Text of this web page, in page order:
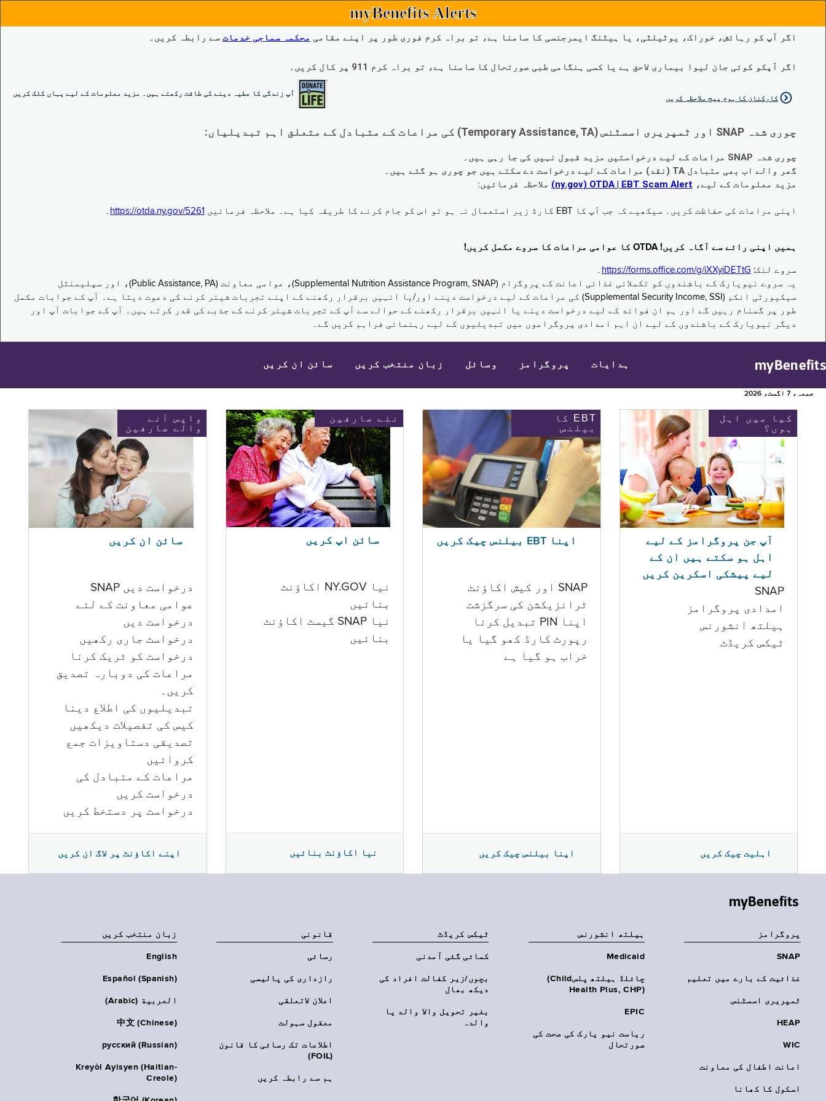
myBenefits Alerts
اگر آپ کو رہائش، خوراک، یوٹیلٹی، یا ہیٹنگ ایمرجنسی کا سامنا ہے، تو براہ کرم فوری طور پر اپنے مقامی محکمہ سماجی خدمات سے رابطہ کریں۔
اگر آپکو کوئی جان لیوا بیماری لاحق ہے یا کسی ہنگامی طبی صورتحال کا سامنا ہے، تو براہ کرم 911 پر کال کریں۔
آپ زندگی کا عطیہ دینے کی طاقت رکھتے ہیں۔ مزید معلومات کے لیے یہاں کلک کریں
کارکنان کا ہوم پیج ملاحظہ کریں
چوری شدہ SNAP اور ٹمپریری اسسٹنس (Temporary Assistance, TA) کی مراعات کے متبادل کے متعلق اہم تبدیلیاں:
چوری شدہ SNAP مراعات کے لیے درخواستیں مزید قبول نہیں کی جا رہی ہیں۔
گھر والے اب بھی متبادل TA (نقد) مراعات کے لیے درخواست دے سکتے ہیں جو چوری ہو گئے ہیں۔
مزید معلومات کے لیے، EBT Scam Alert ‏| OTDA ‏(ny.gov) ملاحظہ فرمائیں:
اپنی مراعات کی حفاظت کریں۔ سیکھیے کہ جب آپ کا EBT کارڈ زیر استعمال نہ ہو تو اس کو جام کرنے کا طریقہ کیا ہے۔ ملاحظہ فرمائیں https://otda.ny.gov/5261 ۔
ہمیں اپنی رائے سے آگاہ کریں! OTDA کا عوامی مراعات کا سروے مکمل کریں!
سروے لنک: https://forms.office.com/g/iXXyiDETtG ۔
یہ سروے نیویارک کے باشندوں کو تکملائی غذائی اعانت کے پروگرام (Supplemental Nutrition Assistance Program, SNAP)، عوامی معاونت (Public Assistance, PA)، اور سپلیمنٹل
سیکیورٹی انکم (Supplemental Security Income, SSI) کی مراعات کے لیے درخواست دینے اور/یا انہیں برقرار رکھنے کے اپنے تجربات شیئر کرنے کی دعوت دیتا ہے۔ آپ کے جوابات مکمل
طور پر گمنام رہیں گے اور ہم ان فوائد کے لیے درخواست دینے یا انہیں برقرار رکھنے کے حوالے سے آپ کے تجربات شیئر کرنے کے جذبے کی قدر کرتے ہیں۔ آپ کے جوابات آپ اور
دیگر نیویارک کے باشندوں کے لیے ان اہم امدادی پروگراموں میں تبدیلیوں کے لیے رہنمائی فراہم کریں گے۔
myBenefits ہدایات پروگرامز وسائل زبان منتخب کریں سائن ان کریں
جمعہ، 7 اگست، 2026
واپس آنے
والے صارفین
سائن ان کریں
درخواست دیں SNAP
عوامی معاونت کے لئے
درخواست دیں
درخواست جاری رکھیں
درخواست کو ٹریک کرنا
مراعات کی دوبارہ تصدیق
کریں۔
تبدیلیوں کی اطلاع دینا
کیس کی تفصیلات دیکھیں
تصدیقی دستاویزات جمع
کروائیں
مراعات کے متبادل کی
درخواست کریں
درخواست پر دستخط کریں
اپنے اکاؤنٹ پر لاگ ان کریں
نئے صارفین
سائن اپ کریں
نیا NY.GOV اکاؤنٹ
بنائیں
نیا SNAP گیسٹ اکاؤنٹ
بنائیں
نیا اکاؤنٹ بنائیں
EBT کا
بیلنس
اپنا EBT بیلنس چیک کریں
SNAP اور کیش اکاؤنٹ
ٹرانزیکشن کی سرگزشت
اپنا PIN تبدیل کرنا
رپورٹ کارڈ کھو گیا یا
خراب ہو گيا ہے
اپنا بیلنس چیک کریں
کیا میں اہل
ہوں؟
آپ جن پروگرامز کے لیے
اہل ہو سکتے ہیں ان کے
لیے پیشکی اسکرین کریں
SNAP
امدادی پروگرامز
‏ہیلتھ انشورنس
ٹیکس کریڈٹ
اہلیت چیک کریں
myBenefits
پروگرامز
SNAP
غذائیت کے بارے میں تعلیم
ٹمپریری اسسٹنس
HEAP
WIC
اعانت اطفال کی معاونت
اسکول کا کھانا
‏ہیلتھ انشورنس
Medicaid
چائلڈ ہیلتھ پلس‎(Child
Health Plus, CHP)‎
EPIC
ریاست نیو یارک کی صحت کی
صورتحال
ٹیکس کریڈٹ
کمائی گئی آمدنی
بچوں/زیر کفالت افراد کی
دیکھ بھال
بغیر تحویل والا والد یا
والدہ
قانونی
رسائی
رازداری کی پالیسی
اعلان لاتعلقی
معقول سہولت
اطلاعات تک رسائی کا قانون
(FOIL)
ہم سے رابطہ کریں
زبان منتخب کریں
English
Español (Spanish)
العربية (Arabic)
中文 (Chinese)
русский (Russian)
Kreyòl Ayisyen (Haitian-
Creole)